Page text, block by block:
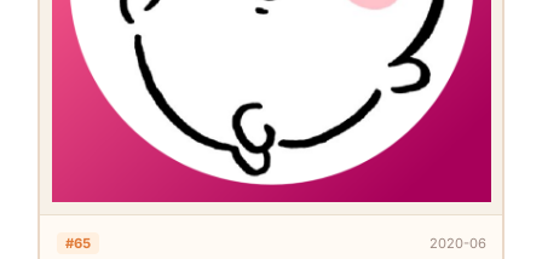
#65 2020-06